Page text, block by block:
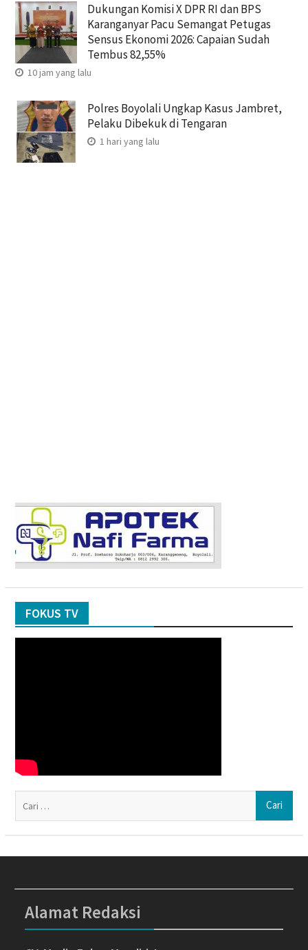
Dukungan Komisi X DPR RI dan BPS
Karanganyar Pacu Semangat Petugas
Sensus Ekonomi 2026: Capaian Sudah
Tembus 82,55%
10 jam yang lalu
Polres Boyolali Ungkap Kasus Jambret,
Pelaku Dibekuk di Tengaran
1 hari yang lalu
FOKUS TV
Alamat Redaksi